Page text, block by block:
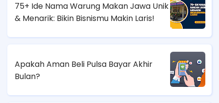
75+ Ide Nama Warung Makan Jawa Unik
& Menarik: Bikin Bisnismu Makin Laris!
Apakah Aman Beli Pulsa Bayar Akhir
Bulan?